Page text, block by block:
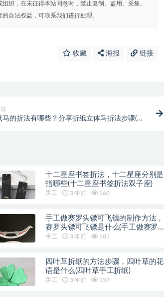
织，在未征得本站同意时，禁止复制、盗用、采集、
合法权益，可联系我们进行处理。
收藏 海报 链接
马的折法有哪些？分享折纸立体马折法步骤(折
十二星座书签折法，十二星座分别是
指哪些(十二星座书签折法双子座)
手工 3 年前 160
手工做赛罗头镖可飞镖的制作方法，
赛罗头镖可飞镖是什么(手工做赛罗
头镖可飞)
手工 3 年前 383
四叶草折纸的方法步骤，四叶草的花
语是什么(四叶草手工折纸)
手工 3 年前 157